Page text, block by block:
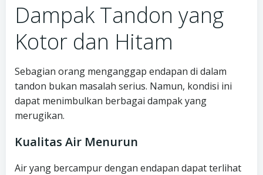
Dampak Tandon yang
Kotor dan Hitam
Sebagian orang menganggap endapan di dalam
tandon bukan masalah serius. Namun, kondisi ini
dapat menimbulkan berbagai dampak yang
merugikan.
Kualitas Air Menurun
Air yang bercampur dengan endapan dapat terlihat